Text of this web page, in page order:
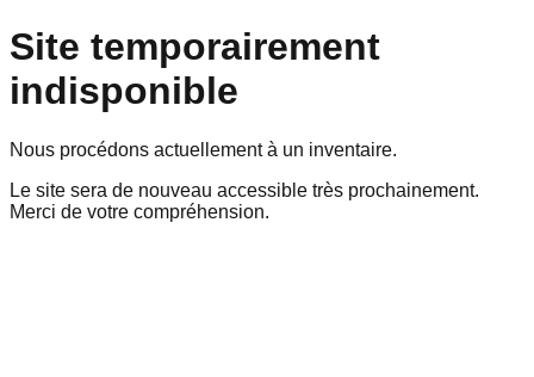
Site temporairement
indisponible
Nous procédons actuellement à un inventaire.
Le site sera de nouveau accessible très prochainement.
Merci de votre compréhension.